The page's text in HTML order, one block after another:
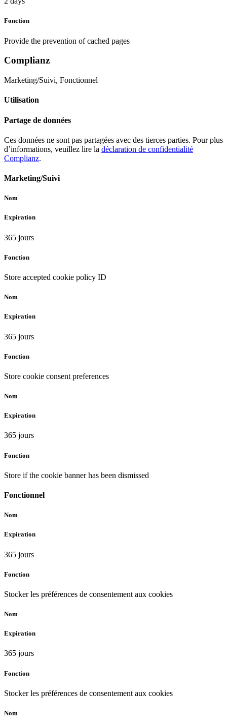
Fonction
Provide the prevention of cached pages
Complianz
Marketing/Suivi, Fonctionnel
Utilisation
Partage de données
Ces données ne sont pas partagées avec des tierces parties. Pour plus
d’informations, veuillez lire la déclaration de confidentialité
Complianz.
Marketing/Suivi
Nom
Expiration
365 jours
Fonction
Store accepted cookie policy ID
Nom
Expiration
365 jours
Fonction
Store cookie consent preferences
Nom
Expiration
365 jours
Fonction
Store if the cookie banner has been dismissed
Fonctionnel
Nom
Expiration
365 jours
Fonction
Stocker les préférences de consentement aux cookies
Nom
Expiration
365 jours
Fonction
Stocker les préférences de consentement aux cookies
Nom